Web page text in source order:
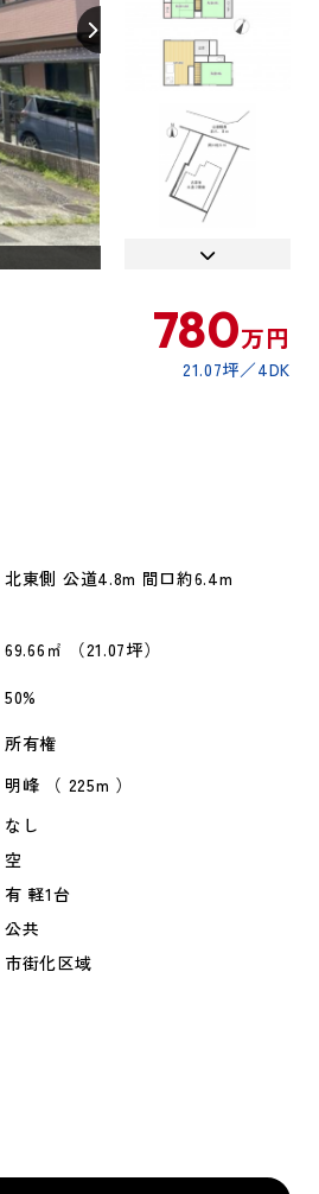
780万円
21.07坪 4DK
北東側 公道4.8m 間口約6.4m
69.66㎡ （21.07坪）
50%
所有権
明峰 （ 225m ）
なし
空
有 軽1台
公共
市街化区域